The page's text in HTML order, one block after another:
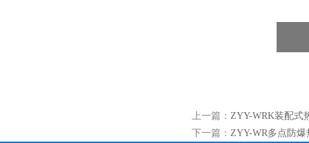
上一篇： ZYY-WRK装配式
下一篇： ZYY-WR多点防爆